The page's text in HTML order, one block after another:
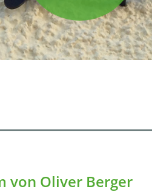
von Oliver Berger